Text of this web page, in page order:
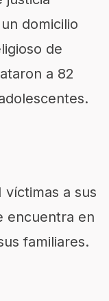
domicilio
de
a 82
a sus
encuentra en
familiares.